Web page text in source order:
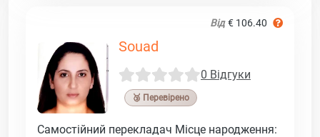
Від € 106.40
Souad
0 Відгуки
🥉 Перевірено
Самостійний перекладач Місце народження: